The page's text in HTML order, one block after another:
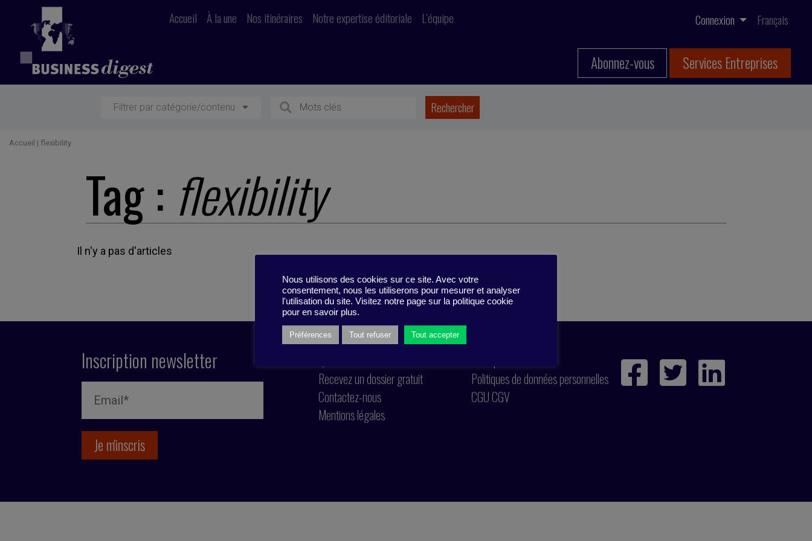
Accueil À la une Nos itinéraires Notre expertise éditoriale L’équipe Connexion Français
Abonnez-vous Services Entreprises
Filtrer par catégorie/contenu
Accueil | flexibility
Tag : flexibility
Il n'y a pas d'articles
Inscription newsletter
Recevez un dossier gratuit
Contactez-nous
Mentions légales
Politiques de données personnelles
CGU CGV
Nous utilisons des cookies sur ce site. Avec votre
consentement, nous les utiliserons pour mesurer et analyser
l'utilisation du site. Visitez notre page sur la politique cookie
pour en savoir plus.
Préférences Tout refuser Tout accepter